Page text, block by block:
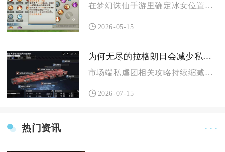
在梦幻诛仙手游里确定冰女位置，主要依靠场景视觉特征、怪物刷新...
2026-05-15
为何无尽的拉格朗日会减少私虐团
市场端私虐团相关攻略持续缩减，核心原因是该玩法破坏星系生态平...
2026-07-15
热门资讯 · · ·